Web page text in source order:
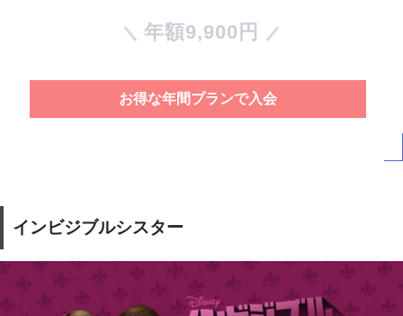
年額9,900円
お得な年間プランで入会
インビジブルシスター